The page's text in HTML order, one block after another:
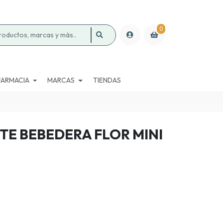
0
MARCAS TIENDAS
BEBEDERA FLOR MINI